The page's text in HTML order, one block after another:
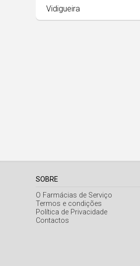
Vidigueira
SOBRE
O Farmácias de Serviço
Termos e condições
Política de Privacidade
Contactos